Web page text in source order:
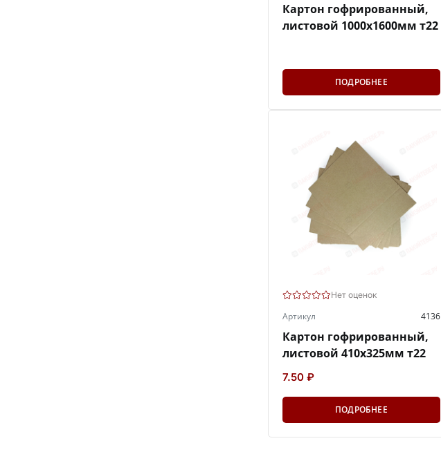
Картон гофрированный,
листовой 1000х1600мм т22
ПОДРОБНЕЕ
Нет оценок
Артикул 4136
Картон гофрированный,
листовой 410х325мм т22
7.50 ₽
ПОДРОБНЕЕ